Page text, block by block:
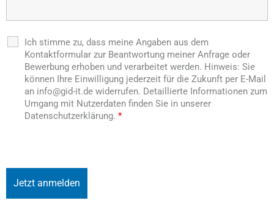
Ich stimme zu, dass meine Angaben aus dem
Kontaktformular zur Beantwortung meiner Anfrage oder
Bewerbung erhoben und verarbeitet werden. Hinweis: Sie
können Ihre Einwilligung jederzeit für die Zukunft per E-Mail
an info@gid-it.de widerrufen. Detaillierte Informationen zum
Umgang mit Nutzerdaten finden Sie in unserer
Datenschutzerklärung. *